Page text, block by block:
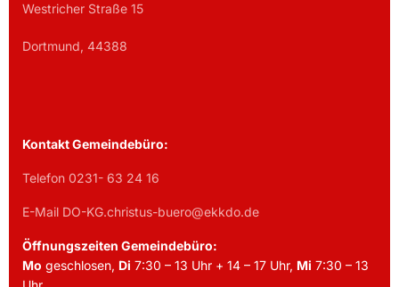
Westricher Straße 15
Dortmund, 44388
Kontakt Gemeindebüro:
Telefon 0231- 63 24 16
E-Mail DO-KG.christus-buero@ekkdo.de
Öffnungszeiten Gemeindebüro:
Mo geschlosen, Di 7:30 – 13 Uhr + 14 – 17 Uhr, Mi 7:30 – 13